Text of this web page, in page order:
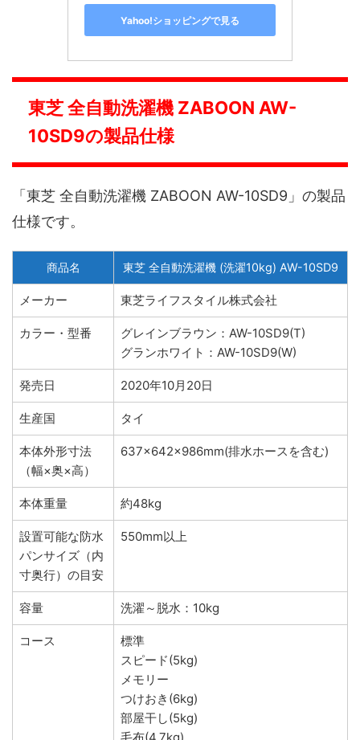
Yahoo!ショッピングで見る
東芝 全自動洗濯機 ZABOON AW-
10SD9の製品仕様
「東芝 全自動洗濯機 ZABOON AW-10SD9」の製品
仕様です。
商品名 東芝 全自動洗濯機 (洗濯10kg) AW-10SD9
メーカー 東芝ライフスタイル株式会社
カラー・型番
グレインブラウン：AW-10SD9(T)
グランホワイト：AW-10SD9(W)
発売日 2020年10月20日
生産国 タイ
本体外形寸法
（幅×奥×高）
637×642×986mm(排水ホースを含む)
本体重量 約48kg
設置可能な防水
パンサイズ（内
寸奥行）の目安
550mm以上
容量 洗濯～脱水：10kg
コース
標準
スピード(5kg)
メモリー
つけおき(6kg)
部屋干し(5kg)